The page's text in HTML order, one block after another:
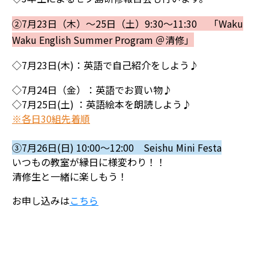
②7月23日（木）～25日（土）9:30～11:30 「Waku
Waku English Summer Program ＠清修」
◇7月23日(木)：英語で自己紹介をしよう♪
◇7月24日（金）：英語でお買い物♪
◇7月25日(土) ：英語絵本を朗読しよう♪
※各日30組先着順
③7月26日(日) 10:00～12:00 Seishu Mini Festa
いつもの教室が縁日に様変わり！！
清修生と一緒に楽しもう！
お申し込みはこちら